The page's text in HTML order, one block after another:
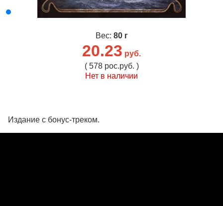
Вес: 80 г
20.23 руб.
( 578 рос.руб. )
Нет в наличии
Издание с бонус-треком.